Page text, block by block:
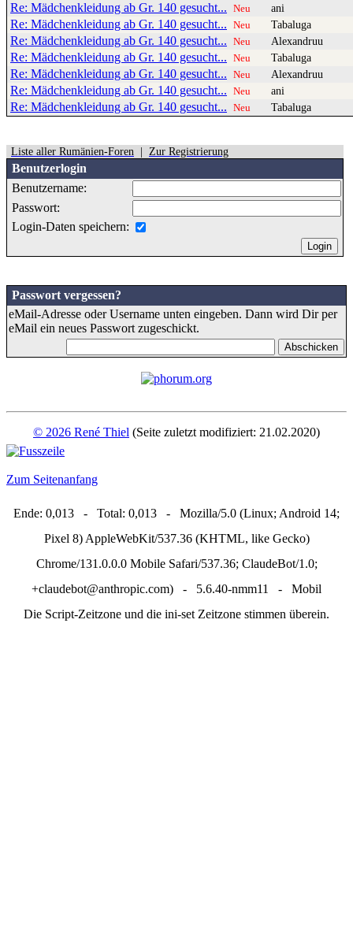
Re: Mädchenkleidung ab Gr. 140 gesucht... Neu ani
Re: Mädchenkleidung ab Gr. 140 gesucht... Neu Tabaluga
Re: Mädchenkleidung ab Gr. 140 gesucht... Neu Alexandruu
Re: Mädchenkleidung ab Gr. 140 gesucht... Neu Tabaluga
Re: Mädchenkleidung ab Gr. 140 gesucht... Neu Alexandruu
Re: Mädchenkleidung ab Gr. 140 gesucht... Neu ani
Re: Mädchenkleidung ab Gr. 140 gesucht... Neu Tabaluga
Liste aller Rumänien-Foren Zur Registrierung
Benutzerlogin
Benutzername:
Passwort:
Login-Daten speichern:
Passwort vergessen?
eMail-Adresse oder Username unten eingeben. Dann wird Dir per
eMail ein neues Passwort zugeschickt.
© 2026 René Thiel (Seite zuletzt modifiziert: 21.02.2020)
Zum Seitenanfang
Ende: 0,013 - Total: 0,013 - Mozilla/5.0 (Linux; Android 14;
Pixel 8) AppleWebKit/537.36 (KHTML, like Gecko)
Chrome/131.0.0.0 Mobile Safari/537.36; ClaudeBot/1.0;
+claudebot@anthropic.com) - 5.6.40-nmm11 - Mobil
Die Script-Zeitzone und die ini-set Zeitzone stimmen überein.